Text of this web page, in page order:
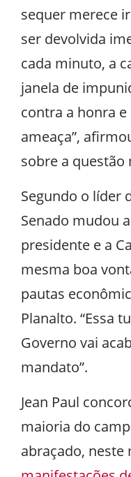
sequer merece
ser devolvida
cada minuto, a
janela de
contra a honra
ameaça”,
sobre a questão
Segundo o líder
Senado mudou
presidente e a
mesma boa
pautas
Planalto. “Essa
Governo vai
mandato”.
Jean Paul
maioria do
abraçado, neste